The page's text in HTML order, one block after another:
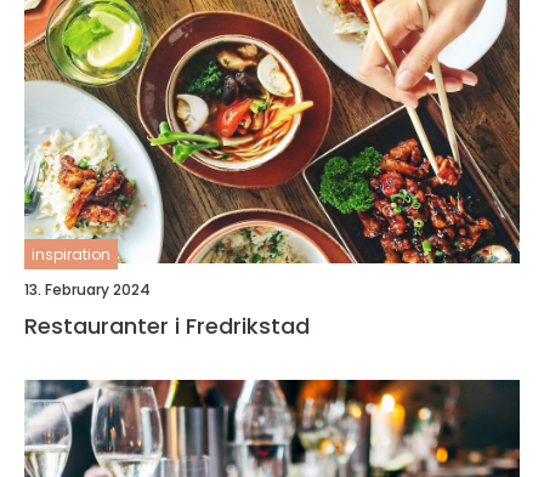
inspiration
13. February 2024
Restauranter i Fredrikstad